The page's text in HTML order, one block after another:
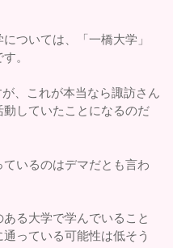
ついては、「一橋大学」
。
、これが本当なら諏訪さん
していたことになるのだ
いるのはデマだとも言わ
る大学で学んでいること
っている可能性は低そう